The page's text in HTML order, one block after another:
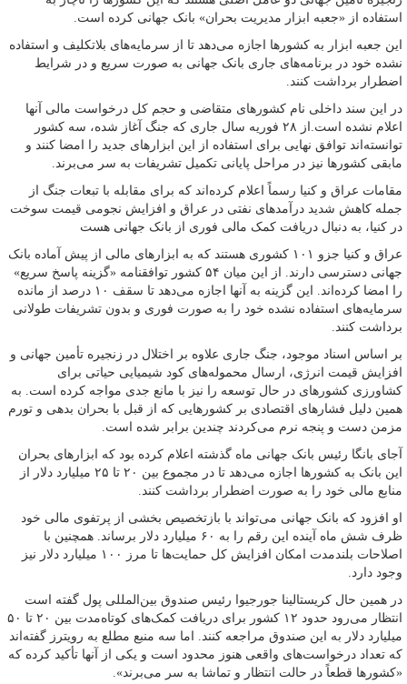
استفاده از «جعبه ابزار مدیریت بحران» بانک جهانی کرده است.
این جعبه ابزار به کشورها اجازه می‌دهد تا از سرمایه‌های بلاتکلیف و استفاده
نشده خود در برنامه‌های جاری بانک جهانی به صورت سریع و در شرایط
اضطرار برداشت کنند.
در این سند داخلی نام کشورهای متقاضی و حجم کل درخواست مالی آنها
اعلام نشده است.از ۲۸ فوریه سال جاری که جنگ آغاز شده، سه کشور
توانسته‌اند توافق نهایی برای استفاده از این ابزارهای جدید را امضا کنند و
مابقی کشورها نیز در مراحل پایانی تکمیل تشریفات به سر می‌برند.
مقامات عراق و کنیا رسماً اعلام کرده‌اند که برای مقابله با تبعات جنگ از
جمله کاهش شدید درآمدهای نفتی در عراق و افزایش نجومی قیمت سوخت
در کنیا، به دنبال دریافت کمک مالی فوری از بانک جهانی هست
عراق و کنیا جزو ۱۰۱ کشوری هستند که به ابزارهای مالی از پیش آماده بانک
جهانی دسترسی دارند. از این میان ۵۴ کشور توافقنامه «گزینه پاسخ سریع»
را امضا کرده‌اند. این گزینه به آنها اجازه می‌دهد تا سقف ۱۰ درصد از مانده
سرمایه‌های استفاده نشده خود را به صورت فوری و بدون تشریفات طولانی
برداشت کنند.
بر اساس اسناد موجود، جنگ جاری علاوه بر اختلال در زنجیره تأمین جهانی و
افزایش قیمت انرژی، ارسال محموله‌های کود شیمیایی حیاتی برای
کشاورزی کشورهای در حال توسعه را نیز با مانع جدی مواجه کرده است. به
همین دلیل فشارهای اقتصادی بر کشورهایی که از قبل با بحران بدهی و تورم
مزمن دست و پنجه نرم می‌کردند چندین برابر شده است.
آجای بانگا رئیس بانک جهانی ماه گذشته اعلام کرده بود که ابزارهای بحران
این بانک به کشورها اجازه می‌دهد تا در مجموع بین ۲۰ تا ۲۵ میلیارد دلار از
منابع مالی خود را به صورت اضطرار برداشت کنند.
او افزود که بانک جهانی می‌تواند با بازتخصیص بخشی از پرتفوی مالی خود
ظرف شش ماه آینده این رقم را به ۶۰ میلیارد دلار برساند. همچنین با
اصلاحات بلندمدت امکان افزایش کل حمایت‌ها تا مرز ۱۰۰ میلیارد دلار نیز
وجود دارد.
در همین حال کریستالینا جورجیوا رئیس صندوق بین‌المللی پول گفته است
انتظار می‌رود حدود ۱۲ کشور برای دریافت کمک‌های کوتاه‌مدت بین ۲۰ تا ۵۰
میلیارد دلار به این صندوق مراجعه کنند. اما سه منبع مطلع به رویترز گفته‌اند
که تعداد درخواست‌های واقعی هنوز محدود است و یکی از آنها تأکید کرده که
«کشورها قطعاً در حالت انتظار و تماشا به سر می‌برند».